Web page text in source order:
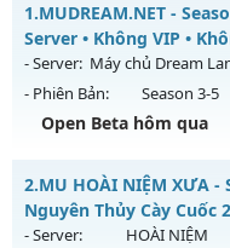
1.MUDREAM.NET -
Server • Không VIP •
- Server: Máy chủ Dream
- Phiên Bản:
Season 3-5
Open Beta hôm qua
MUDREAM.NET - Hard
Mu mới ra tháng 08
Landvào 19h ngày 08/
2.MU HOÀI NIỆM XƯA -
Nguyên Thủy Cày Cuốc
- Server: HOÀI NIỆM